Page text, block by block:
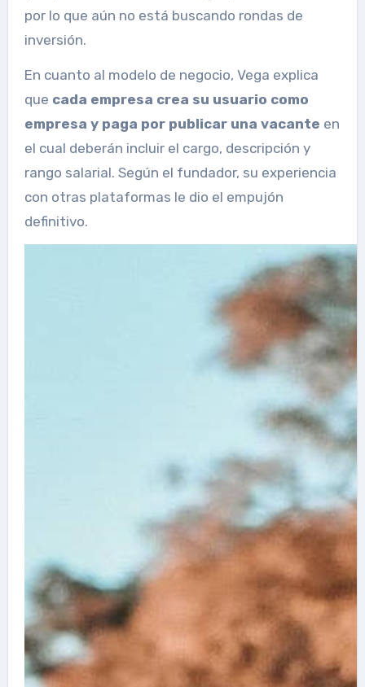
por lo que aún no está buscando rondas de
inversión.
En cuanto al modelo de negocio, Vega explica
que cada empresa crea su usuario como
empresa y paga por publicar una vacante en
el cual deberán incluir el cargo, descripción y
rango salarial. Según el fundador, su experiencia
con otras plataformas le dio el empujón
definitivo.